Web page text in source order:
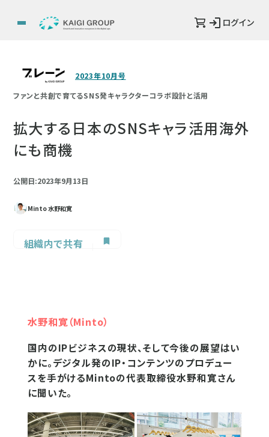
ログイン
2023年10月号
ファンと共創で育てるSNS発キャラクターコラボ設計と活用
拡大する日本のSNSキャラ活用海外
にも商機
公開日:2023年9月13日
Minto 水野和寛
組織内で共有
水野和寛（Minto）
国内のIPビジネスの現状、そして今後の展望はい
かに。デジタル発のIP・コンテンツのプロデュー
スを手がけるMintoの代表取締役水野和寛さん
に聞いた。